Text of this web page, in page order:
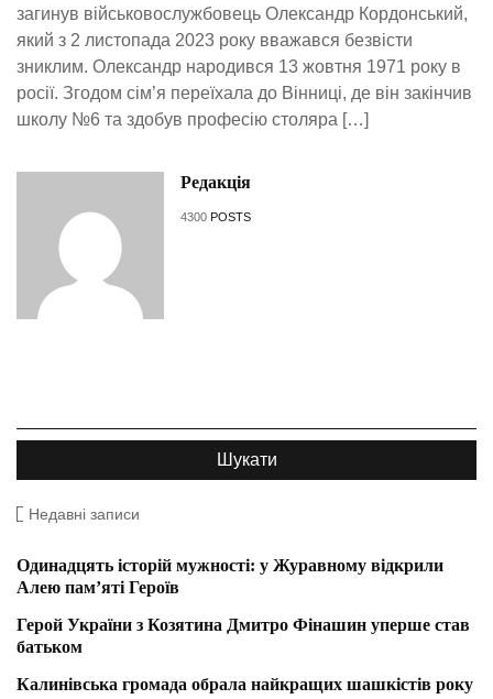
загинув військовослужбовець Олександр Кордонський,
який з 2 листопада 2023 року вважався безвісти
зниклим. Олександр народився 13 жовтня 1971 року в
росії. Згодом сім’я переїхала до Вінниці, де він закінчив
школу №6 та здобув професію столяра […]
Редакція
4300 POSTS
Недавні записи
Одинадцять історій мужності: у Журавному відкрили
Алею пам’яті Героїв
Герой України з Козятина Дмитро Фінашин уперше став
батьком
Калинівська громада обрала найкращих шашкістів року